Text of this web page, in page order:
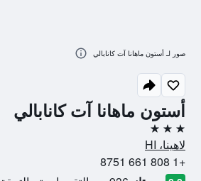
أستون ماهانا آت كانابالي
3 نجوم
لاهينا، HI
+1 808 661 8751
صور لـ أستون ماهانا آت كانابالي